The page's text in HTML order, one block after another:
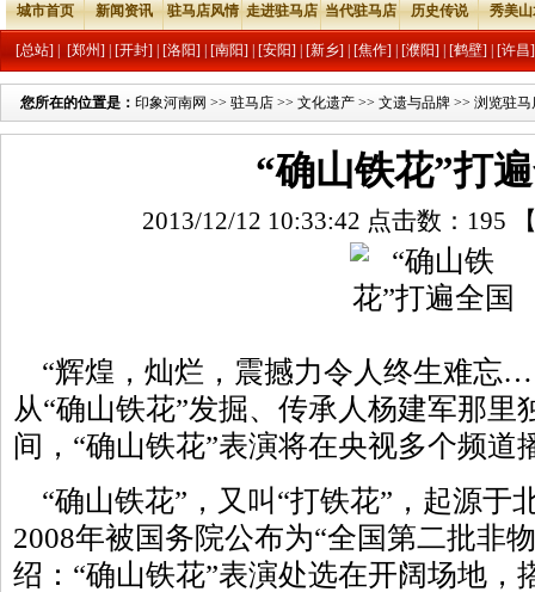
城市首页 新闻资讯 驻马店风情 走进驻马店 当代驻马店 历史传说 秀美
[总站] [郑州] [开封] [洛阳] [南阳] [安阳] [新乡] [焦作] [濮阳] [鹤壁] [许昌]
您所在的位置是： 印象河南网 >> 驻马店 >> 文化遗产 >> 文遗与品牌 >> 浏览驻马
“确山铁花”打
2013/12/12 10:33:42 点击数： 195
“辉煌，灿烂，震撼力令人终生难忘
从“确山铁花”发掘、传承人杨建军那里
间，“确山铁花”表演将在央视多个频道
“确山铁花”，又叫“打铁花”，起源于
2008年被国务院公布为“全国第二批非
绍：“确山铁花”表演处选在开阔场地，